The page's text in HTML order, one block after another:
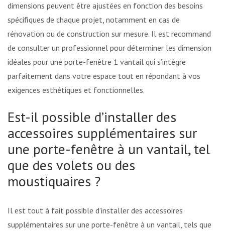
dimensions peuvent être ajustées en fonction des besoins
spécifiques de chaque projet, notamment en cas de
rénovation ou de construction sur mesure. Il est recommandé
de consulter un professionnel pour déterminer les dimensions
idéales pour une porte-fenêtre 1 vantail qui s’intègre
parfaitement dans votre espace tout en répondant à vos
exigences esthétiques et fonctionnelles.
Est-il possible d’installer des
accessoires supplémentaires sur
une porte-fenêtre à un vantail, tels
que des volets ou des
moustiquaires ?
Il est tout à fait possible d’installer des accessoires
supplémentaires sur une porte-fenêtre à un vantail, tels que